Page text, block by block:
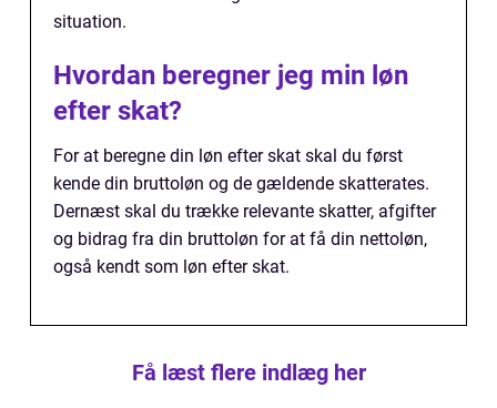
situation.
Hvordan beregner jeg min løn
efter skat?
For at beregne din løn efter skat skal du først
kende din bruttoløn og de gældende skatterates.
Dernæst skal du trække relevante skatter, afgifter
og bidrag fra din bruttoløn for at få din nettoløn,
også kendt som løn efter skat.
Få læst flere indlæg her